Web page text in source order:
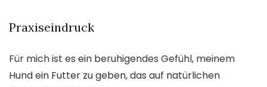
Praxiseindruck
Für mich ist es ein beruhigendes Gefühl, meinem
Hund ein Futter zu geben, das auf natürlichen